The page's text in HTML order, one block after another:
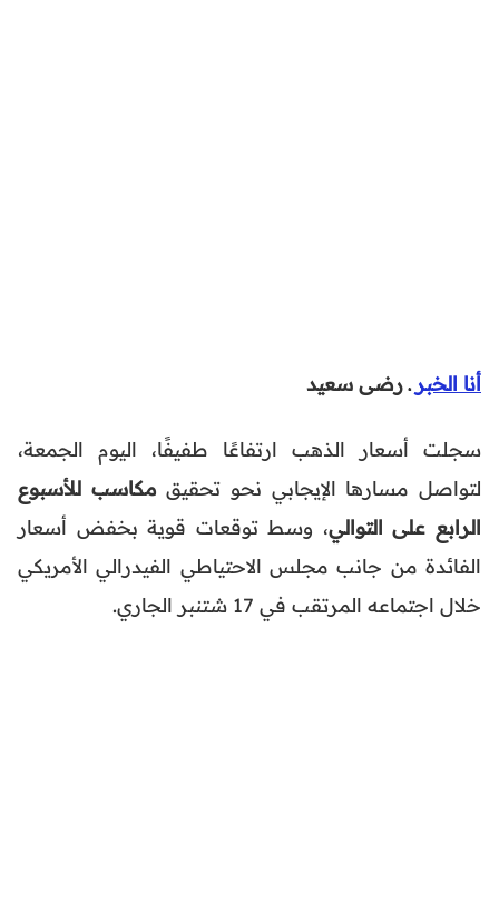
أنا الخبر ـ رضى سعيد
سجلت أسعار الذهب ارتفاعًا طفيفًا، اليوم الجمعة،
لتواصل مسارها الإيجابي نحو تحقيق مكاسب للأسبوع
الرابع على التوالي، وسط توقعات قوية بخفض أسعار
الفائدة من جانب مجلس الاحتياطي الفيدرالي الأمريكي
خلال اجتماعه المرتقب في 17 شتنبر الجاري.